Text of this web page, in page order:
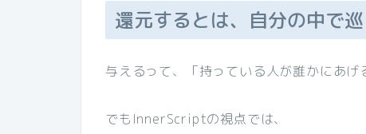
還元するとは、自分の中で
与えるって、「持っている人が誰かにあげ
でもInnerScriptの視点では、